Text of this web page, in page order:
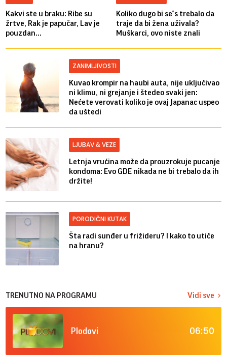
Kakvi ste u braku: Ribe su
žrtve, Rak je papučar, Lav je
pouzdan...
Koliko dugo bi se*s trebalo da
traje da bi žena uživala?
Muškarci, ovo niste znali
ZANIMLJIVOSTI
Kuvao krompir na haubi auta, nije uključivao
ni klimu, ni grejanje i štedeo svaki jen:
Nećete verovati koliko je ovaj Japanac uspeo
da uštedi
LJUBAV & VEZE
Letnja vrućina može da prouzrokuje pucanje
kondoma: Evo GDE nikada ne bi trebalo da ih
držite!
PORODIČNI KUTAK
Šta radi sunđer u frižideru? I kako to utiče
na hranu?
TRENUTNO NA PROGRAMU Vidi sve
Plodovi 06:50